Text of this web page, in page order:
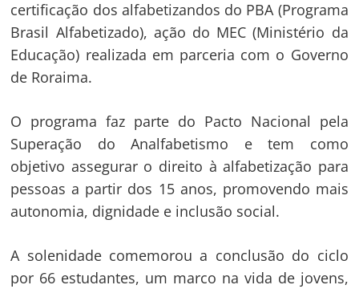
certificação dos alfabetizandos do PBA (Programa
Brasil Alfabetizado), ação do MEC (Ministério da
Educação) realizada em parceria com o Governo
de Roraima.
O programa faz parte do Pacto Nacional pela
Superação do Analfabetismo e tem como
objetivo assegurar o direito à alfabetização para
pessoas a partir dos 15 anos, promovendo mais
autonomia, dignidade e inclusão social.
A solenidade comemorou a conclusão do ciclo
por 66 estudantes, um marco na vida de jovens,